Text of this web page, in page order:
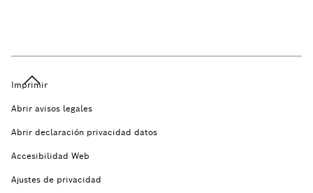
Imprimir
Abrir avisos legales
Abrir declaración privacidad datos
Accesibilidad Web
Ajustes de privacidad